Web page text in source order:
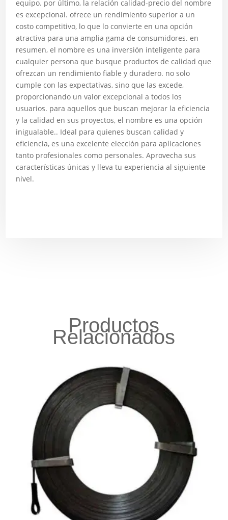
equipo. por último, la relación calidad-precio del nombre
es excepcional. ofrece un rendimiento superior a un
costo competitivo, lo que lo convierte en una opción
atractiva para una amplia gama de consumidores. en
resumen, el nombre es una inversión inteligente para
cualquier persona que busque productos de calidad que
ofrezcan un rendimiento fiable y duradero. no solo
cumple con las expectativas, sino que las excede,
proporcionando un valor excepcional a todos los
usuarios. para aquellos que buscan mejorar la eficiencia
y la calidad en sus proyectos, el nombre es una opción
inigualable.. Ideal para quienes buscan calidad y
eficiencia, es una excelente elección para aplicaciones
tanto profesionales como personales. Aprovecha sus
características únicas y lleva tu experiencia al siguiente
nivel.
Productos
Relacionados